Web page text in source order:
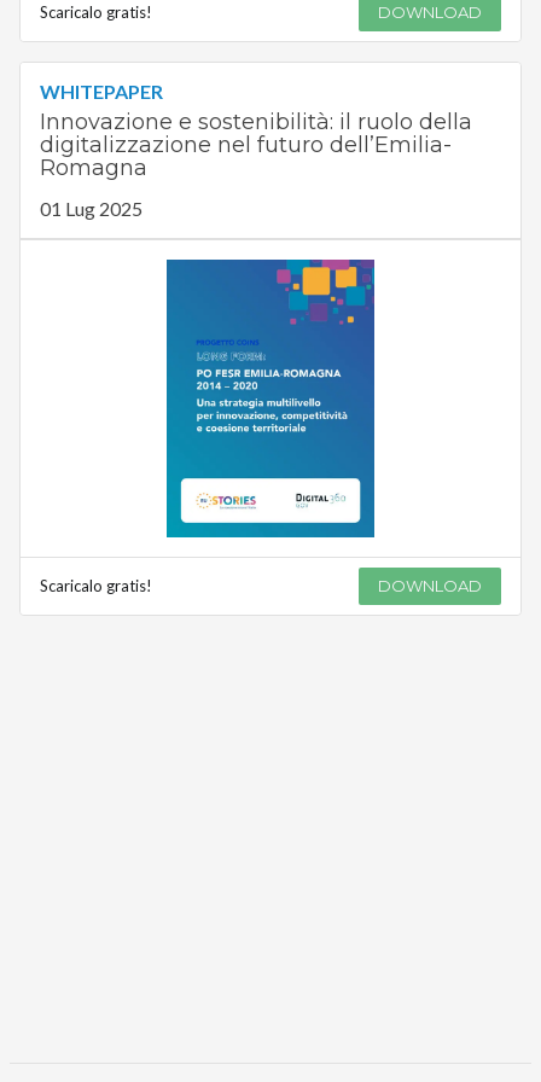
Scaricalo gratis! DOWNLOAD
WHITEPAPER
Innovazione e sostenibilità: il ruolo della
digitalizzazione nel futuro dell’Emilia-
Romagna
01 Lug 2025
Scaricalo gratis! DOWNLOAD